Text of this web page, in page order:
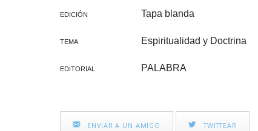
NOVELA
AÑO JUBILAR 2025
LEÓN XIV
EDICIÓN Tapa blanda
TEMA Espiritualidad y Doctrina
EDITORIAL PALABRA
ENVIAR A UN AMIGO TWITTEAR